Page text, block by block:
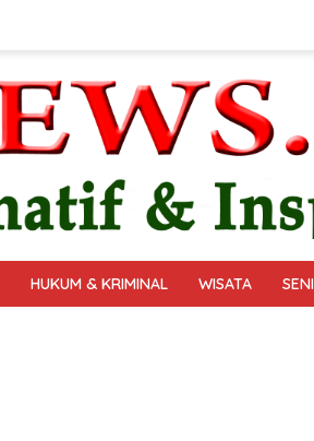
HUKUM & KRIMINAL WISATA SENI